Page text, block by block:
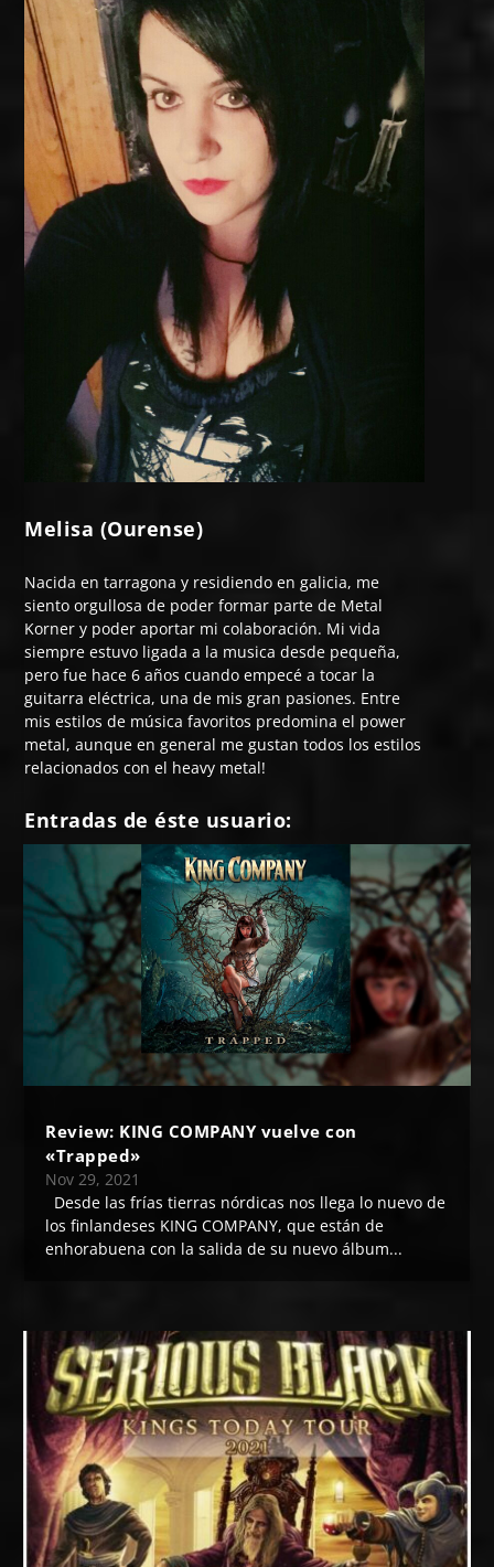
Melisa (Ourense)
Nacida en tarragona y residiendo en galicia, me
siento orgullosa de poder formar parte de Metal
Korner y poder aportar mi colaboración. Mi vida
siempre estuvo ligada a la musica desde pequeña,
pero fue hace 6 años cuando empecé a tocar la
guitarra eléctrica, una de mis gran pasiones. Entre
mis estilos de música favoritos predomina el power
metal, aunque en general me gustan todos los estilos
relacionados con el heavy metal!
Entradas de éste usuario:
Review: KING COMPANY vuelve con
«Trapped»
Nov 29, 2021
Desde las frías tierras nórdicas nos llega lo nuevo de
los finlandeses KING COMPANY, que están de
enhorabuena con la salida de su nuevo álbum...